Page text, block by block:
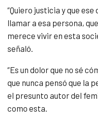
“Quiero justicia y que
llamar a esa persona,
merece vivir en esta
señaló.
“Es un dolor que no sé
que nunca pensó que la
el presunto autor del
como esta.